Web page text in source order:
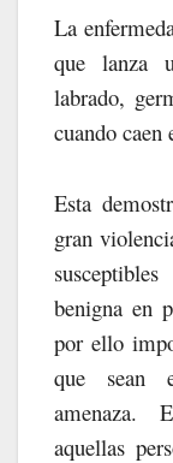
La
que lanza
labrado,
cuando caen
Esta
gran
benigna en
por ello
que sean
amenaza.
aquellas